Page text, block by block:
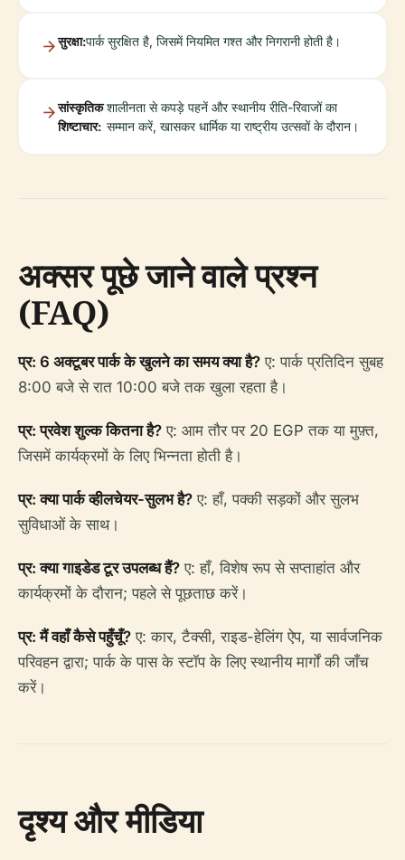
सुरक्षा:पार्क सुरक्षित है, जिसमें नियमित गश्त और निगरानी होती है।
सांस्कृतिक
शिष्टाचार:
शालीनता से कपड़े पहनें और स्थानीय रीति-रिवाजों का
सम्मान करें, खासकर धार्मिक या राष्ट्रीय उत्सवों के दौरान।
अक्सर पूछे जाने वाले प्रश्न
(FAQ)
प्र: 6 अक्टूबर पार्क के खुलने का समय क्या है? ए: पार्क प्रतिदिन सुबह
8:00 बजे से रात 10:00 बजे तक खुला रहता है।
प्र: प्रवेश शुल्क कितना है? ए: आम तौर पर 20 EGP तक या मुफ़्त,
जिसमें कार्यक्रमों के लिए भिन्नता होती है।
प्र: क्या पार्क व्हीलचेयर-सुलभ है? ए: हाँ, पक्की सड़कों और सुलभ
सुविधाओं के साथ।
प्र: क्या गाइडेड टूर उपलब्ध हैं? ए: हाँ, विशेष रूप से सप्ताहांत और
कार्यक्रमों के दौरान; पहले से पूछताछ करें।
प्र: मैं वहाँ कैसे पहुँचूँ? ए: कार, टैक्सी, राइड-हेलिंग ऐप, या सार्वजनिक
परिवहन द्वारा; पार्क के पास के स्टॉप के लिए स्थानीय मार्गों की जाँच
करें।
दृश्य और मीडिया